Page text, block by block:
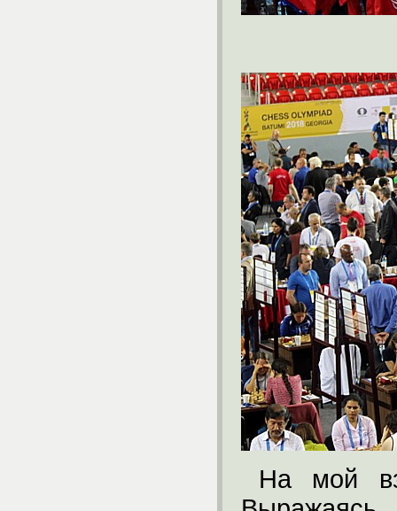
На мой